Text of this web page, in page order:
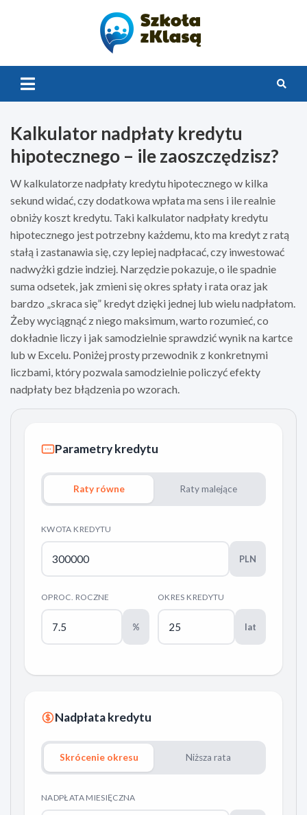
Klasą 2.0
Kalkulator nadpłaty kredytu
hipotecznego – ile zaoszczędzisz?
W kalkulatorze nadpłaty kredytu hipotecznego w kilka
sekund widać, czy dodatkowa wpłata ma sens i ile realnie
obniży koszt kredytu. Taki kalkulator nadpłaty kredytu
hipotecznego jest potrzebny każdemu, kto ma kredyt z ratą
stałą i zastanawia się, czy lepiej nadpłacać, czy inwestować
nadwyżki gdzie indziej. Narzędzie pokazuje, o ile spadnie
suma odsetek, jak zmieni się okres spłaty i rata oraz jak
bardzo „skraca się” kredyt dzięki jednej lub wielu nadpłatom.
Żeby wyciągnąć z niego maksimum, warto rozumieć, co
dokładnie liczy i jak samodzielnie sprawdzić wynik na kartce
lub w Excelu. Poniżej prosty przewodnik z konkretnymi
liczbami, który pozwala samodzielnie policzyć efekty
nadpłaty bez błądzenia po wzorach.
Parametry kredytu
Raty równe Raty malejące
KWOTA KREDYTU
PLN
OPROC. ROCZNE
%
OKRES KREDYTU
lat
Nadpłata kredytu
Skrócenie okresu Niższa rata
NADPŁATA MIESIĘCZNA